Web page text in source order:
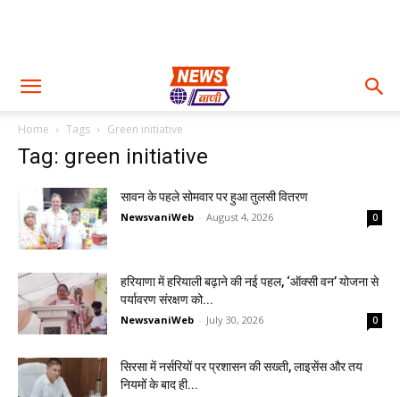
Home Tags Green initiative
Tag: green initiative
सावन के पहले सोमवार पर हुआ तुलसी वितरण
NewsvaniWeb - August 4, 2026 0
हरियाणा में हरियाली बढ़ाने की नई पहल, ‘ऑक्सी वन’ योजना से
पर्यावरण संरक्षण को...
NewsvaniWeb - July 30, 2026 0
सिरसा में नर्सरियों पर प्रशासन की सख्ती, लाइसेंस और तय
नियमों के बाद ही...